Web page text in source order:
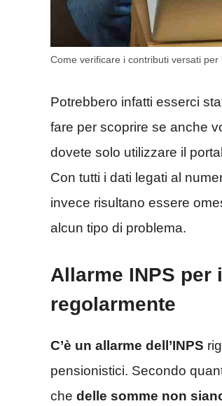
Come verificare i contributi versati
Potrebbero infatti esserci
fare per scoprire se anche
dovete solo utilizzare il
Con tutti i dati legati al
invece risultano essere
alcun tipo di problema.
Allarme INPS
regolarmente
C’è un allarme dell’INPS
pensionistici. Secondo
che delle somme non